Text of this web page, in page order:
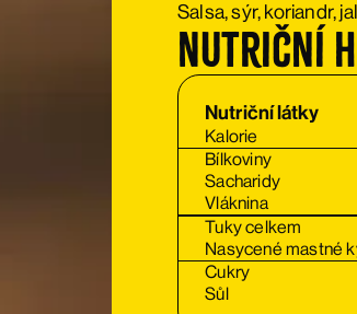
Salsa, sýr, koriandr,
Nutriční
Nutriční látky
Kalorie
Bílkoviny
Sacharidy
Vláknina
Tuky celkem
Nasycené mastné
Cukry
Sůl